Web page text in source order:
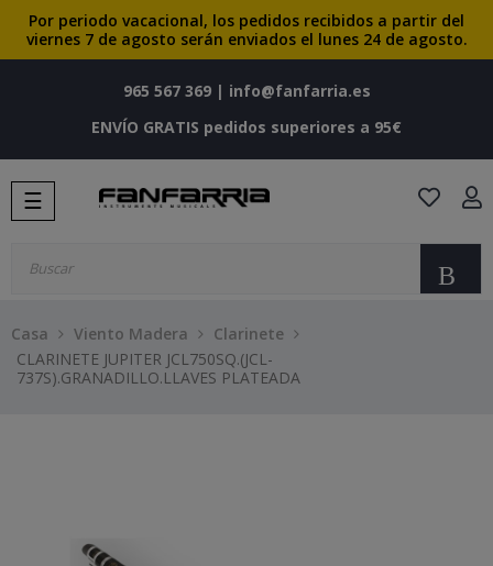
Por periodo vacacional, los pedidos recibidos a partir del
viernes 7 de agosto serán enviados el lunes 24 de agosto.
965 567 369| info@fanfarria.es
ENVÍO GRATIS pedidos superiores a 95€
Navegación
de
☰
Casa Viento Madera
Clarinete
CLARINETE JUPITER JCL750SQ.(JCL-
737S).GRANADILLO.LLAVES PLATEADA